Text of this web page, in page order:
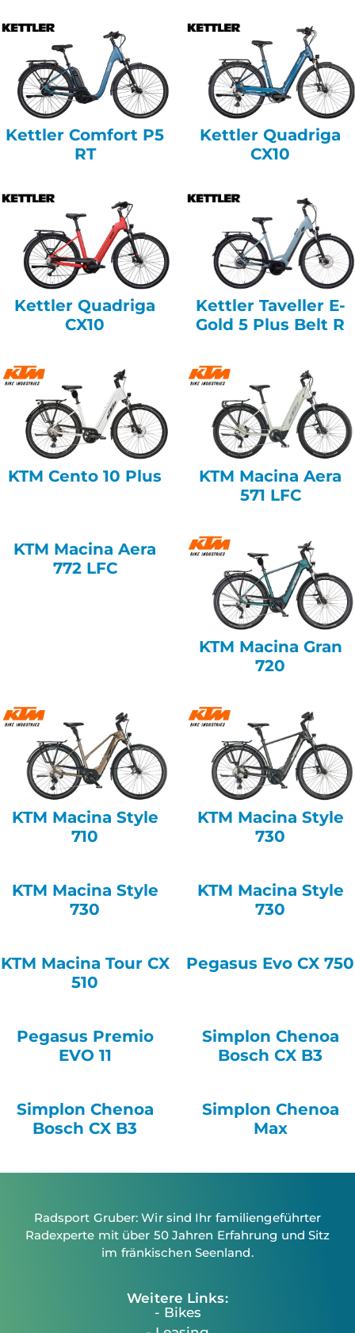
Kettler Comfort P5
RT
Kettler Quadriga
CX10
Kettler Quadriga
CX10
Kettler Taveller E-
Gold 5 Plus Belt R
KTM Cento 10 Plus
KTM Macina Aera
571 LFC
KTM Macina Aera
772 LFC
KTM Macina Gran
720
KTM Macina Style
710
KTM Macina Style
730
KTM Macina Style
730
KTM Macina Style
730
KTM Macina Tour CX
510
Pegasus Evo CX 750
Pegasus Premio
EVO 11
Simplon Chenoa
Bosch CX B3
Simplon Chenoa
Bosch CX B3
Simplon Chenoa
Max
Radsport Gruber: Wir sind Ihr familiengeführter
Radexperte mit über 50 Jahren Erfahrung und Sitz
im fränkischen Seenland.
Weitere Links:
- Bikes